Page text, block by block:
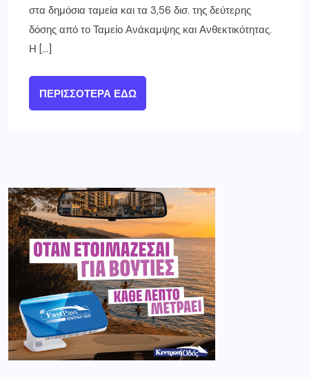
στα δημόσια ταμεία και τα 3,56 δισ. της δεύτερης
δόσης από το Ταμείο Ανάκαμψης και Ανθεκτικότητας.
Η […]
ΠΕΡΙΣΣΌΤΕΡΑ ΕΔΏ